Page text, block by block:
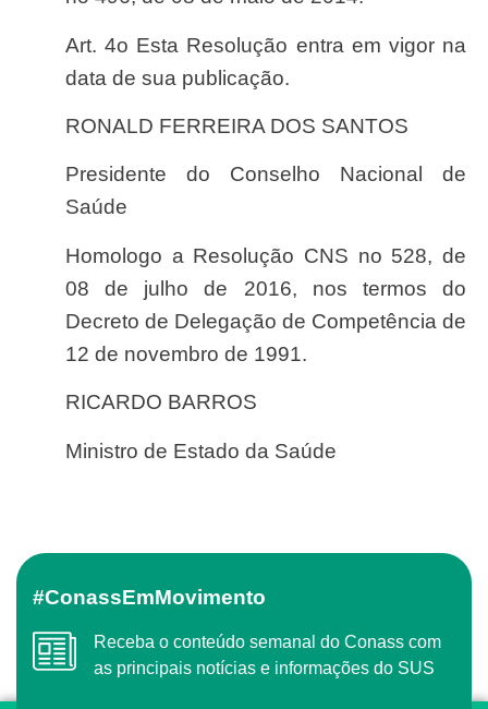
Art. 4o Esta Resolução entra em vigor na
data de sua publicação.
RONALD FERREIRA DOS SANTOS
Presidente do Conselho Nacional de
Saúde
Homologo a Resolução CNS no 528, de
08 de julho de 2016, nos termos do
Decreto de Delegação de Competência de
12 de novembro de 1991.
RICARDO BARROS
Ministro de Estado da Saúde
#ConassEmMovimento
Receba o conteúdo semanal do Conass com
as principais notícias e informações do SUS